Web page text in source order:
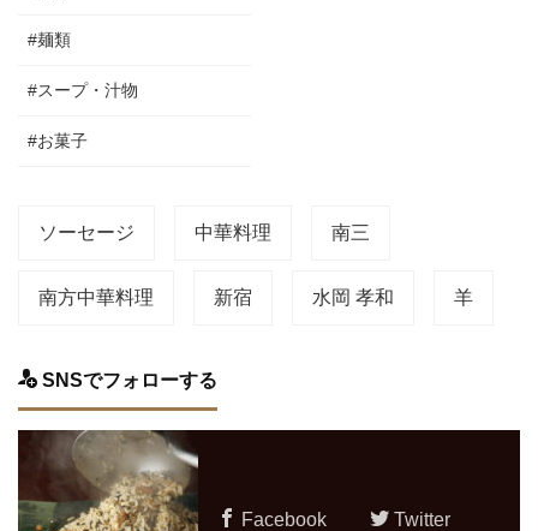
#麺類
#スープ・汁物
#お菓子
ソーセージ 中華料理 南三
南方中華料理 新宿 水岡 孝和 羊
SNSでフォローする
Facebook Twitter